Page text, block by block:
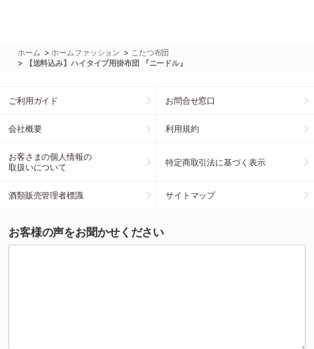
ホーム >ホームファッション > こたつ布団
> 【送料込み】ハイタイプ用掛布団 『ニードル』
ご利用ガイド お問合せ窓口
会社概要 利用規約
お客さまの個人情報の
取扱いについて
特定商取引法に基づく表示
酒類販売管理者標識 サイトマップ
お客様の声をお聞かせください